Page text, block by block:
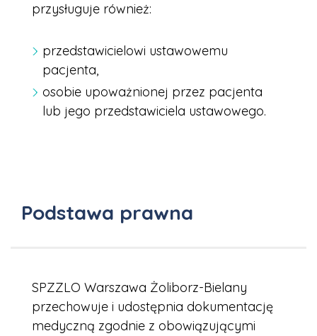
przysługuje również:
przedstawicielowi ustawowemu
pacjenta,
osobie upoważnionej przez pacjenta
lub jego przedstawiciela ustawowego.
Podstawa prawna
SPZZLO Warszawa Żoliborz-Bielany
przechowuje i udostępnia dokumentację
medyczną zgodnie z obowiązującymi